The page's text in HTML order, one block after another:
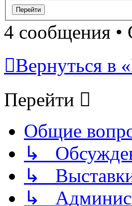
4 сообщения •
Вернуться в
Перейти
Общие
↳
↳
↳